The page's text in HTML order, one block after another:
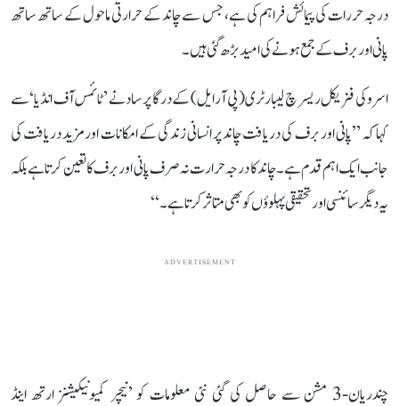
درجہ حررات کی پیمائش فراہم کی ہے، جس سے چاند کے حرارتی ماحول کے ساتھ ساتھ
پانی اور برف کے جمع ہونے کی امید بڑھ گئی ہیں۔
اسرو کی فزیکل ریسرچ لیبارٹری (پی آر ایل) کے درگا پرساد نے ’ٹائمس آف انڈیا‘ سے
کہا کہ ’’پانی اور برف کی دریافت چاند پر انسانی زندگی کے امکانات اور مزید دریافت کی
جانب ایک اہم قدم ہے۔ چاند کا درجہ حرارت نہ صرف پانی اور برف کا تعین کرتا ہے بلکہ
یہ دیگر سائنسی اور تحقیقی پہلوؤں کو بھی متاثر کرتا ہے۔‘‘
ADVERTISEMENT
چندریان-3 مشن سے حاصل کی گئی نئی معلومات کو ’نیچر کمیونیکیشنز ارتھ اینڈ